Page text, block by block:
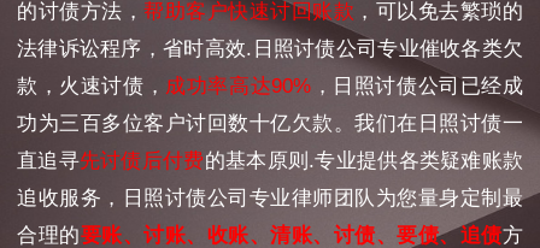
的讨债方法，帮助客户快速讨回账款 ，可以免去繁琐的
法律诉讼程序，省时高效.日照讨债公司专业催收各类欠
款，火速讨债， 成功率高达90% ，日照讨债公司已经成
功为三百多位客户讨回数十亿欠款。我们在日照讨债一
直追寻先讨债后付费的基本原则.专业提供各类疑难账款
追收服务，日照讨债公司专业律师团队为您量身定制最
合理的要账、讨账、收账、清账、讨债、要债、追债方